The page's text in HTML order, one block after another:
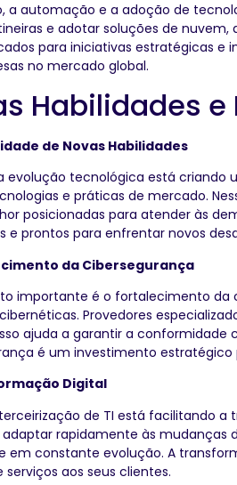
a automação e a adoção de
e adotar soluções de
para iniciativas estratégicas e
no mercado global.
Habilidades
de Novas Habilidades
evolução tecnológica está criando
e práticas de mercado.
posicionadas para atender às
e prontos para enfrentar novos
da Cibersegurança
importante é o fortalecimento da
Provedores
ajuda a garantir a
é um investimento
Digital
de TI está facilitando a
rapidamente às mudanças
em constante evolução. A
serviços aos seus clientes.